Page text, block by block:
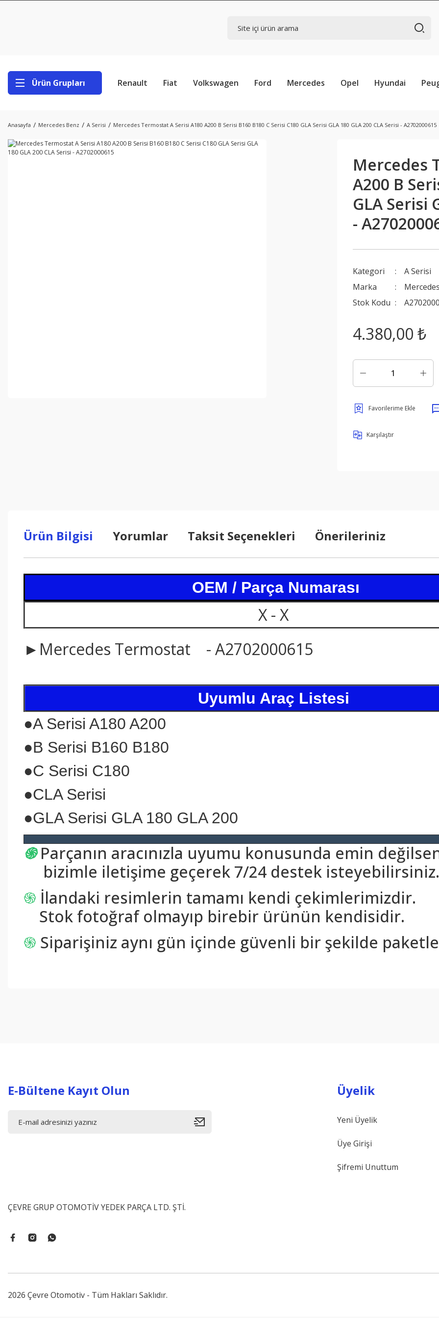
Ürün Grupları Renault Fiat Volkswagen Ford Mercedes Opel Hyundai
Anasayfa Mercedes Benz A Serisi Mercedes Termostat A Serisi A180 A200 B Serisi B160 B180 C Serisi C180 GLA Serisi GLA 180 GLA 200 CLA Serisi - A2702000615
Mercedes
A200 B
GLA Serisi
-
Kategori
A Serisi
Marka
Stok Kodu
4.380,00 ₺
Karşılaştır
Ürün Bilgisi Yorumlar Taksit Seçenekleri Önerileriniz
OEM / Parça Numarası
X - X
►Mercedes Termostat - A2702000615
Uyumlu Araç Listesi
●A Serisi A180 A200
●B Serisi B160 B180
●C Serisi C180
●CLA Serisi
●GLA Serisi GLA 180 GLA 200
֍ Parçanın aracınızla uyumu konusunda emin
bizimle iletişime geçerek 7/24 destek isteyebilirsiniz.
֍ İlandaki resimlerin tamamı kendi çekimlerimizdir.
Stok fotoğraf olmayıp birebir ürünün kendisidir.
֍ Siparişiniz aynı gün içinde güvenli bir şekilde
E-Bültene Kayıt Olun
ÇEVRE GRUP OTOMOTİV YEDEK PARÇA LTD. ŞTİ.
Üyelik
Yeni Üyelik
Üye Girişi
Şifremi Unuttum
2026 Çevre Otomotiv - Tüm Hakları Saklıdır.